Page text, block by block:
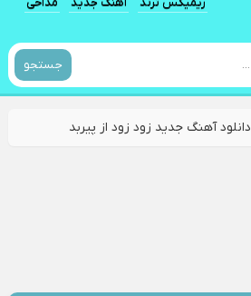
جستجو
دانلود آهنگ جدید زود زود از پیربد